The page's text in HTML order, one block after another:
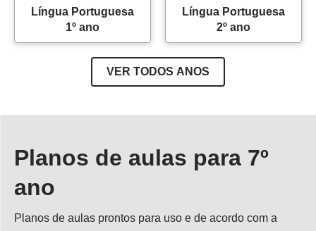
Língua Portuguesa
1º ano
Língua Portuguesa
2º ano
VER TODOS ANOS
Planos de aulas para 7º
ano
Planos de aulas prontos para uso e de acordo com a